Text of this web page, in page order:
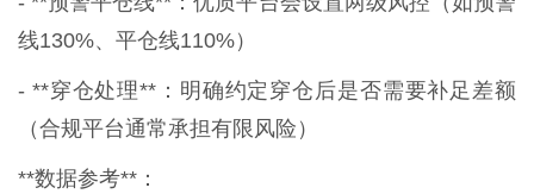
线130%、平仓线110%）
- **穿仓处理**：明确约定穿仓后是否需要补足差额
（合规平台通常承担有限风险）
**数据参考**：